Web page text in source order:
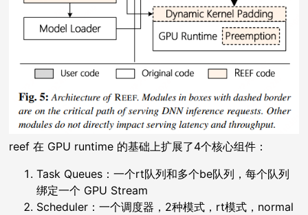
reef 在 GPU runtime 的基础上扩展了4个核心组件：
Task Queues：一个rt队列和多个be队列，每个队列
绑定一个 GPU Stream
Scheduler：一个调度器，2种模式，rt模式，normal